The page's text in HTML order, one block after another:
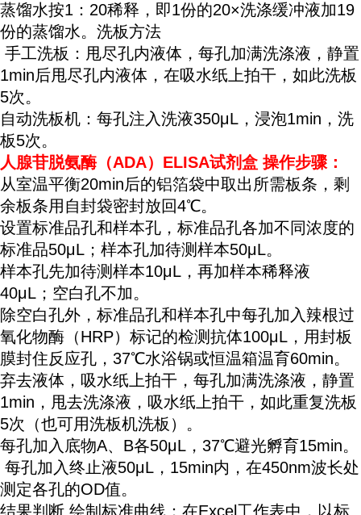
蒸馏水按1：20稀释，即1份的20×洗涤缓冲液加19
份的蒸馏水。洗板方法
手工洗板：甩尽孔内液体，每孔加满洗涤液，静置
1min后甩尽孔内液体，在吸水纸上拍干，如此洗板
5次。
自动洗板机：每孔注入洗液350μL，浸泡1min，洗
板5次。
人腺苷脱氨酶（ADA）ELISA试剂盒 操作步骤：
从室温平衡20min后的铝箔袋中取出所需板条，剩
余板条用自封袋密封放回4℃。
设置标准品孔和样本孔，标准品孔各加不同浓度的
标准品50μL；样本孔加待测样本50μL。
样本孔先加待测样本10μL，再加样本稀释液
40μL；空白孔不加。
除空白孔外，标准品孔和样本孔中每孔加入辣根过
氧化物酶（HRP）标记的检测抗体100μL，用封板
膜封住反应孔，37℃水浴锅或恒温箱温育60min。
弃去液体，吸水纸上拍干，每孔加满洗涤液，静置
1min，甩去洗涤液，吸水纸上拍干，如此重复洗板
5次（也可用洗板机洗板）。
每孔加入底物A、B各50μL，37℃避光孵育15min。
每孔加入终止液50μL，15min内，在450nm波长处
测定各孔的OD值。
结果判断 绘制标准曲线：在Excel工作表中，以标